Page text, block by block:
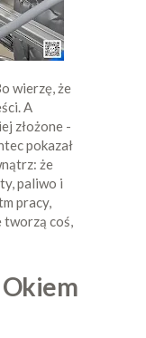
wierzę, że
A
złożone -
pokazał
że
paliwo i
pracy,
tworzą coś,